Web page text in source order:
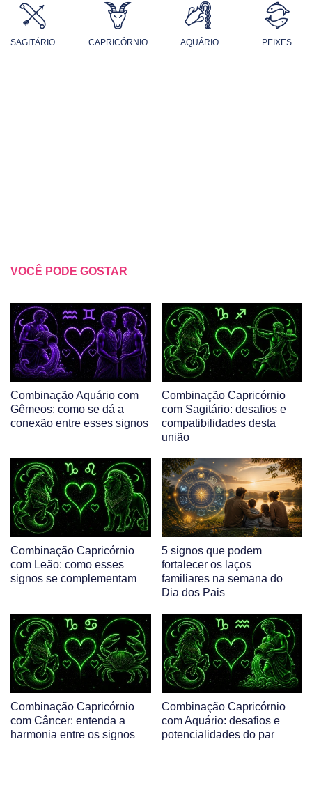
SAGITÁRIO CAPRICÓRNIO AQUÁRIO PEIXES
VOCÊ PODE GOSTAR
Combinação Aquário com
Gêmeos: como se dá a
conexão entre esses signos
Combinação Capricórnio
com Sagitário: desafios e
compatibilidades desta
união
Combinação Capricórnio
com Leão: como esses
signos se complementam
5 signos que podem
fortalecer os laços
familiares na semana do
Dia dos Pais
Combinação Capricórnio
com Câncer: entenda a
harmonia entre os signos
Combinação Capricórnio
com Aquário: desafios e
potencialidades do par